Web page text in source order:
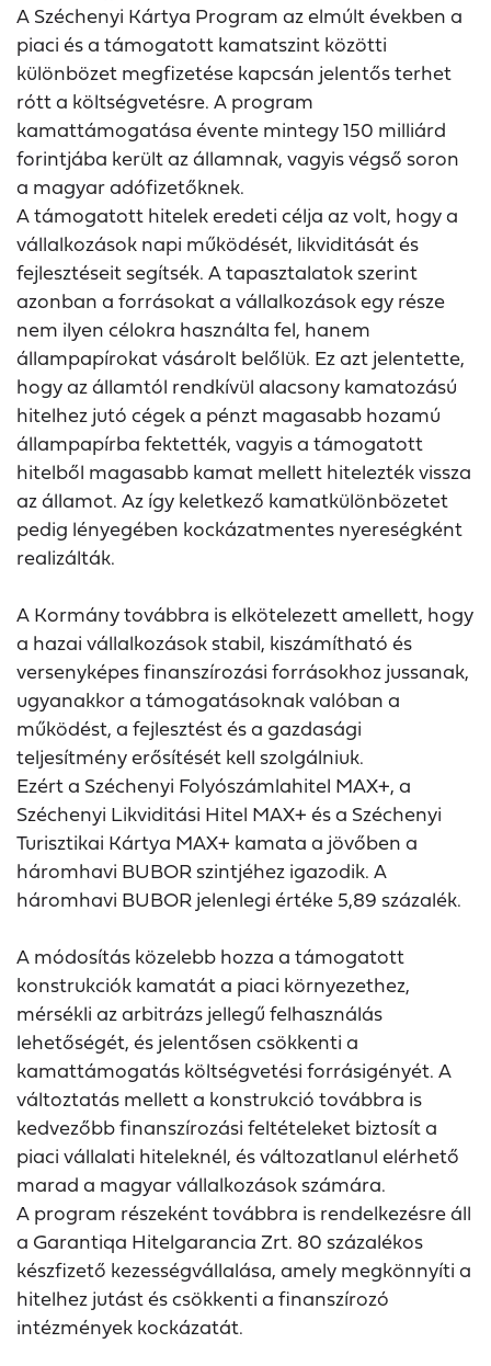
A Széchenyi Kártya Program az elmúlt években a
piaci és a támogatott kamatszint közötti
különbözet megfizetése kapcsán jelentős terhet
rótt a költségvetésre. A program
kamattámogatása évente mintegy 150 milliárd
forintjába került az államnak, vagyis végső soron
a magyar adófizetőknek.
A támogatott hitelek eredeti célja az volt, hogy a
vállalkozások napi működését, likviditását és
fejlesztéseit segítsék. A tapasztalatok szerint
azonban a forrásokat a vállalkozások egy része
nem ilyen célokra használta fel, hanem
állampapírokat vásárolt belőlük. Ez azt jelentette,
hogy az államtól rendkívül alacsony kamatozású
hitelhez jutó cégek a pénzt magasabb hozamú
állampapírba fektették, vagyis a támogatott
hitelből magasabb kamat mellett hitelezték vissza
az államot. Az így keletkező kamatkülönbözetet
pedig lényegében kockázatmentes nyereségként
realizálták.
A Kormány továbbra is elkötelezett amellett, hogy
a hazai vállalkozások stabil, kiszámítható és
versenyképes finanszírozási forrásokhoz jussanak,
ugyanakkor a támogatásoknak valóban a
működést, a fejlesztést és a gazdasági
teljesítmény erősítését kell szolgálniuk.
Ezért a Széchenyi Folyószámlahitel MAX+, a
Széchenyi Likviditási Hitel MAX+ és a Széchenyi
Turisztikai Kártya MAX+ kamata a jövőben a
háromhavi BUBOR szintjéhez igazodik. A
háromhavi BUBOR jelenlegi értéke 5,89 százalék.
A módosítás közelebb hozza a támogatott
konstrukciók kamatát a piaci környezethez,
mérsékli az arbitrázs jellegű felhasználás
lehetőségét, és jelentősen csökkenti a
kamattámogatás költségvetési forrásigényét. A
változtatás mellett a konstrukció továbbra is
kedvezőbb finanszírozási feltételeket biztosít a
piaci vállalati hiteleknél, és változatlanul elérhető
marad a magyar vállalkozások számára.
A program részeként továbbra is rendelkezésre áll
a Garantiqa Hitelgarancia Zrt. 80 százalékos
készfizető kezességvállalása, amely megkönnyíti a
hitelhez jutást és csökkenti a finanszírozó
intézmények kockázatát.